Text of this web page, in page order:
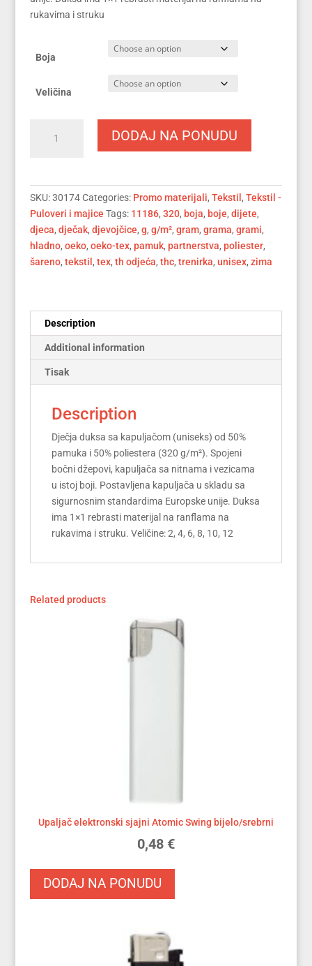
rukavima i struku
Boja
Veličina
PHOENIX
(30174)
DODAJ NA PONUDU
SKU:30174 Categories: Promo materijali, Tekstil , Tekstil -
Puloveri i majice Tags: 11186, 320, boja, boje, dijete,
djeca, dječak, djevojčice, g, g/m², gram, grama, grami,
hladno, oeko, oeko-tex, pamuk, partnerstva, poliester,
šareno, tekstil , tex, th odjeća, thc, trenirka, unisex, zima
Description
Additional information
Tisak
Description
Dječja duksa sa kapuljačom (uniseks) od 50%
pamuka i 50% poliestera (320 g/m²). Spojeni
bočni džepovi, kapuljača sa nitnama i vezicama
u istoj boji. Postavljena kapuljača u skladu sa
sigurnosnim standardima Europske unije. Duksa
ima 1×1 rebrasti materijal na ranflama na
rukavima i struku. Veličine: 2, 4, 6, 8, 10, 12
Related products
Upaljač elektronski sjajni Atomic Swing bijelo/srebrni
0,48 €
DODAJ NA PONUDU